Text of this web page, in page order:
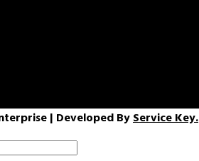
| Developed ByService Key.